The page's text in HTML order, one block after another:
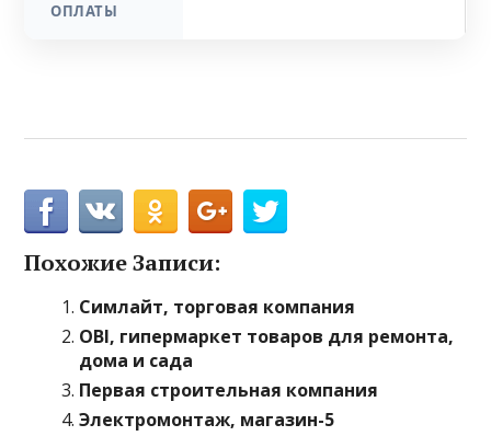
ОПЛАТЫ
Похожие Записи:
Симлайт, торговая компания
OBI, гипермаркет товаров для ремонта,
дома и сада
Первая строительная компания
Электромонтаж, магазин-5